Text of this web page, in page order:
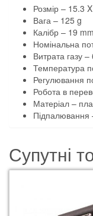
Розмір – 15.3
Вага – 125 g
Калібр – 19 mm
Номінальна
Витрата газу –
Температура
Регулювання
Робота в
Матеріал –
Підпалювання
Супутні